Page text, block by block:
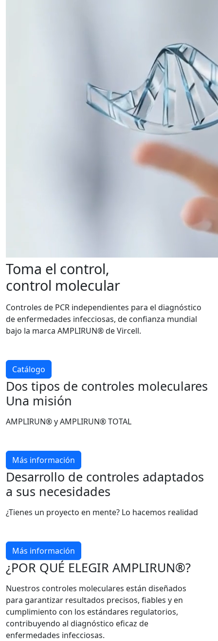
Toma el control,
control molecular
Controles de PCR independientes para el diagnóstico
de enfermedades infecciosas, de confianza mundial
bajo la marca AMPLIRUN® de Vircell.
Catálogo
Dos tipos de controles moleculares
Una misión
AMPLIRUN® y AMPLIRUN® TOTAL
Más información
Desarrollo de controles adaptados
a sus necesidades
¿Tienes un proyecto en mente? Lo hacemos realidad
Más información
¿POR QUÉ ELEGIR AMPLIRUN®?
Nuestros controles moleculares están diseñados
para garantizar resultados precisos, fiables y en
cumplimiento con los estándares regulatorios,
contribuyendo al diagnóstico eficaz de
enfermedades infecciosas.